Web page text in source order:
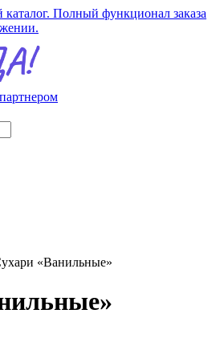
Полный функционал заказа
«Ванильные»